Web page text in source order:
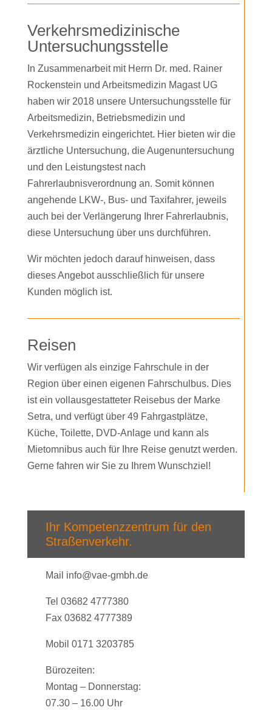
Verkehrsmedizinische
Untersuchungsstelle
In Zusammenarbeit mit Herrn Dr. med. Rainer
Rockenstein und Arbeitsmedizin Magast UG
haben wir 2018 unsere Untersuchungsstelle für
Arbeitsmedizin, Betriebsmedizin und
Verkehrsmedizin eingerichtet. Hier bieten wir die
ärztliche Untersuchung, die Augenuntersuchung
und den Leistungstest nach
Fahrerlaubnisverordnung an. Somit können
angehende LKW-, Bus- und Taxifahrer, jeweils
auch bei der Verlängerung Ihrer Fahrerlaubnis,
diese Untersuchung über uns durchführen.
Wir möchten jedoch darauf hinweisen, dass
dieses Angebot ausschließlich für unsere
Kunden möglich ist.
Reisen
Wir verfügen als einzige Fahrschule in der
Region über einen eigenen Fahrschulbus. Dies
ist ein vollausgestatteter Reisebus der Marke
Setra, und verfügt über 49 Fahrgastplätze,
Küche, Toilette, DVD-Anlage und kann als
Mietomnibus auch für Ihre Reise genutzt werden.
Gerne fahren wir Sie zu Ihrem Wunschziel!
Ihr Kompetenzzentrum für den
Straßenverkehr.
Mail info@vae-gmbh.de
Tel 03682 4777380
Fax 03682 4777389
Mobil 0171 3203785
Bürozeiten:
Montag – Donnerstag:
07.30 – 16.00 Uhr